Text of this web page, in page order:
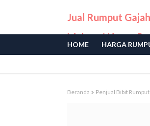
Jual Rumput
Malang | Harga
Langsung
HOME HARGA
Beranda Penjual Bibit